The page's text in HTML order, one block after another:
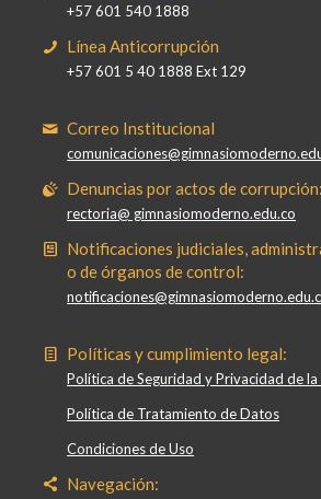
+57 601 540 1888
Línea Anticorrupción
+57 601 5 40 1888 Ext 129
Correo Institucional
Denuncias por actos de corrupción:
rectoria@ gimnasiomoderno.edu.co
Notificaciones judiciales,
o de órganos de control:
Políticas y cumplimiento legal:
Política de Seguridad y Privacidad de
Política de Tratamiento de Datos
Condiciones de Uso
Navegación: